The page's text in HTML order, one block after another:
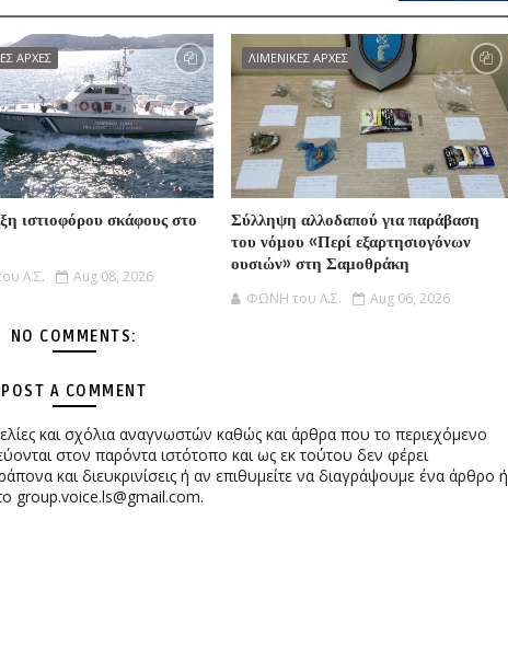
ΑΡΧΕΣ
ιστιοφόρου σκάφους στο
Λ.Σ. Aug 08, 2026
ΛΙΜΕΝΙΚΕΣ ΑΡΧΕΣ
Σύλληψη αλλοδαπού για παράβαση
του νόμου «Περί εξαρτησιογόνων
ουσιών» στη Σαμοθράκη
ΦΩΝΗ του Λ.Σ. Aug 06, 2026
NO COMMENTS:
POST A COMMENT
και σχόλια αναγνωστών καθώς και άρθρα που το περιεχόμενο
στον παρόντα ιστότοπο και ως εκ τούτου δεν φέρει
και διευκρινίσεις ή αν επιθυμείτε να διαγράψουμε ένα άρθρο ή
group.voice.ls@gmail.com.